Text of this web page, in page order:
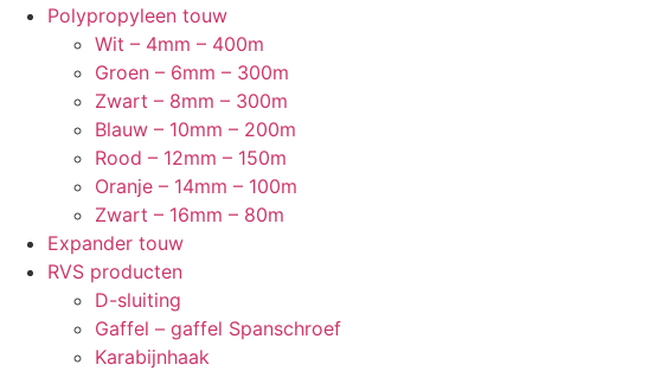
Polypropyleen touw
Wit – 4mm – 400m
Groen – 6mm – 300m
Zwart – 8mm – 300m
Blauw – 10mm – 200m
Rood – 12mm – 150m
Oranje – 14mm – 100m
Zwart – 16mm – 80m
Expander touw
RVS producten
D-sluiting
Gaffel – gaffel Spanschroef
Karabijnhaak